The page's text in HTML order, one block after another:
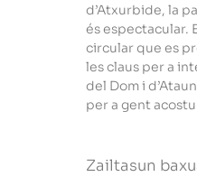
d’Atxurbide, la
és espectacular.
circular que es
les claus per a
del Dom i
per a gent
Zailtasun